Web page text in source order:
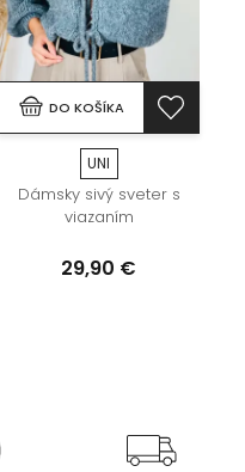
DO KOŠÍKA
UNI
Dámsky sivý sveter s
viazaním
29,90 €